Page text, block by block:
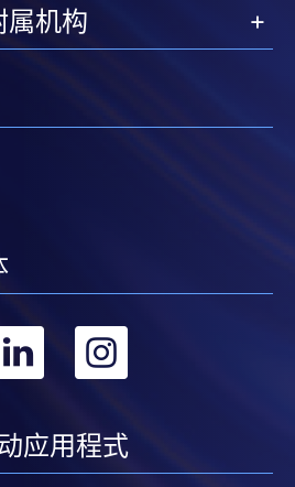
属机构
转
linkedin
转
应用程式